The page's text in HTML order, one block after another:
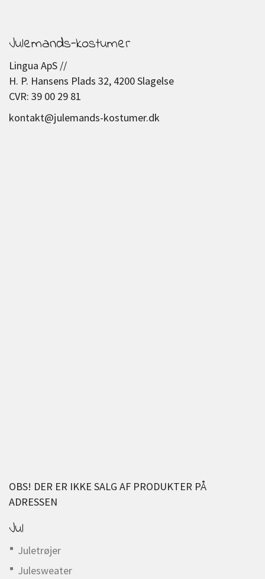
Julemands-kostumer
Lingua ApS //
H. P. Hansens Plads 32, 4200 Slagelse
CVR: 39 00 29 81
kontakt@julemands-kostumer.dk
OBS! DER ER IKKE SALG AF PRODUKTER PÅ
ADRESSEN
Jul
Juletrøjer
Julesweater